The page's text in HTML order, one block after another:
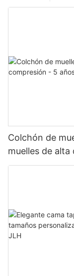
Colchón de
muelles de